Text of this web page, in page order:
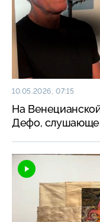
10.05.2026, 07:15
На
Дефо,